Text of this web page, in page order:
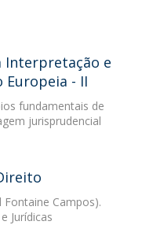
Interpretação e
- II
fundamentais de
jurisprudencial
Fontaine Campos).
Jurídicas